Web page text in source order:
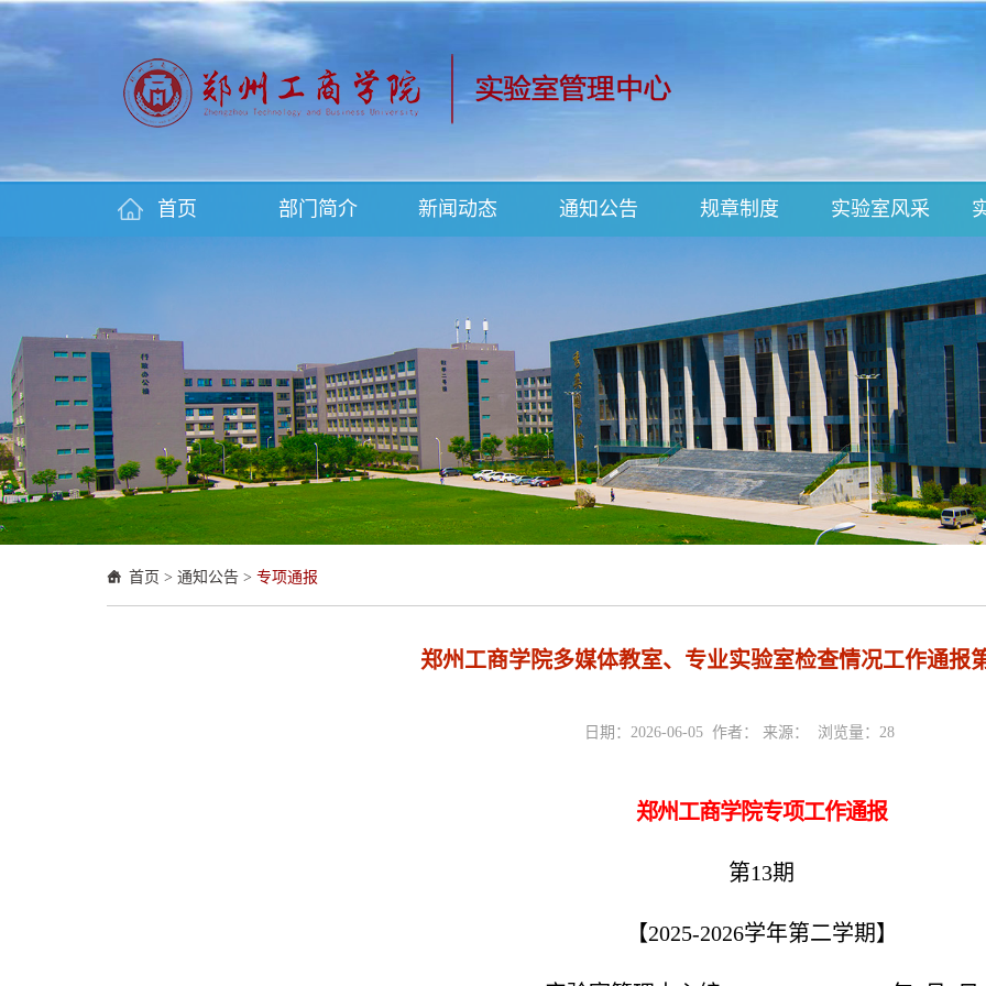
首页 部门简介 新闻动态 通知公告 规章制度 实验室风采
首页 > 通知公告 > 专项通报
郑州工商学院多媒体教室、专业实验室检查情况工作通报
日期：2026-06-05 作者： 来源： 浏览量： 28
郑州工商学院专项工作通报
第13期
【2025-2026学年第二学期】